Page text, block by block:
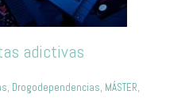
adictivas
, Drogodependencias, MÁSTER,